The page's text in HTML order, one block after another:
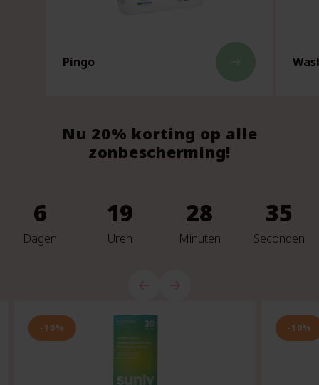
Pingo
Nu 20% korting op alle
zonbescherming!
6
Dagen
19
Uren
28
Minuten
33
Seconden
-10% -10%